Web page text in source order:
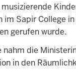
im Sapir College
gerufen wurde.
nahm die
in den